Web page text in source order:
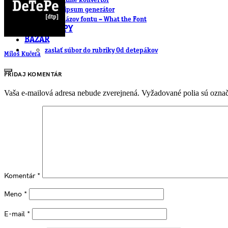
lorem ipsum generátor
zistiť názov fontu – What the Font
WORKSHOPY
BAZÁR
zaslať súbor do rubriky Od detepákov
Miloš Kučera
PRIDAJ KOMENTÁR
Vaša e-mailová adresa nebude zverejnená. Vyžadované polia sú
Komentár *
Meno *
E-mail *